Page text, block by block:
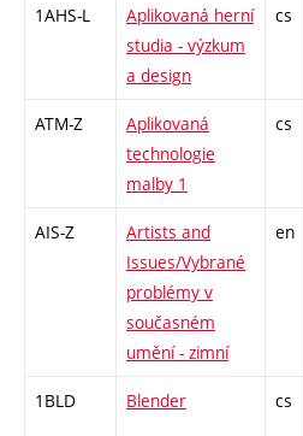
1AHS-L
Aplikovaná herní
studia - výzkum
a design
cs
ATM-Z
Aplikovaná
technologie
malby 1
cs
AIS-Z
Artists and
Issues/Vybrané
problémy v
současném
umění - zimní
en
1BLD Blender cs